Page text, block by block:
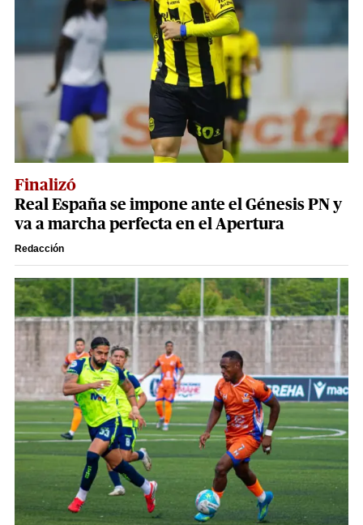
Finalizó
Real España se impone ante el Génesis PN y
va a marcha perfecta en el Apertura
Redacción